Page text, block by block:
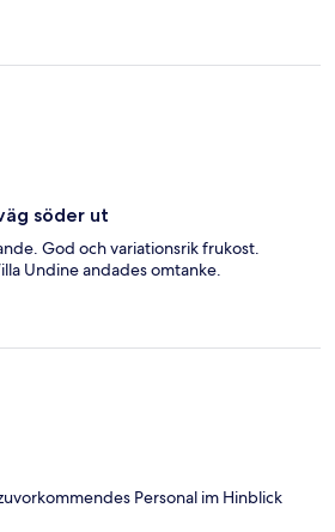
söder ut
God och variationsrik frukost.
Undine andades omtanke.
Personal im Hinblick